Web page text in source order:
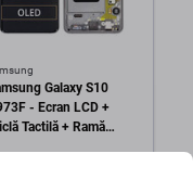
Galaxy S10
- Ecran LCD +
Tactilă + Ramă